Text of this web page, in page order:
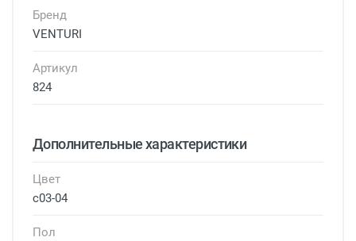
Бренд
VENTURI
Артикул
824
Дополнительные характеристики
Цвет
с03-04
Пол